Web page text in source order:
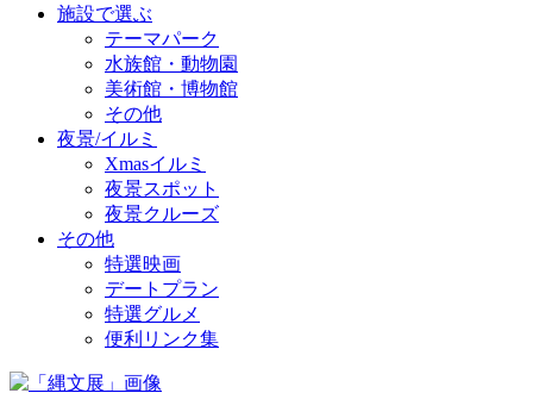
施設で選ぶ
テーマパーク
水族館・動物園
美術館・博物館
その他
夜景/イルミ
Xmasイルミ
夜景スポット
夜景クルーズ
その他
特選映画
デートプラン
特選グルメ
便利リンク集